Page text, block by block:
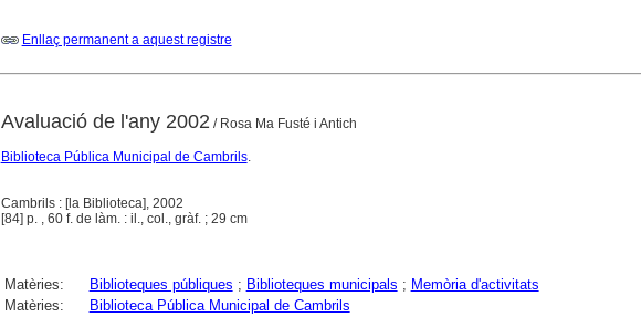
Enllaç permanent a aquest registre
Avaluació de l'any 2002 / Rosa Ma Fusté i Antich
Biblioteca Pública Municipal de Cambrils.
Cambrils : [la Biblioteca], 2002
[84] p. , 60 f. de làm. : il., col., gràf. ; 29 cm
Matèries: Biblioteques públiques ; Biblioteques municipals ; Memòria d'activitats
Matèries:
Biblioteca Pública Municipal de Cambrils